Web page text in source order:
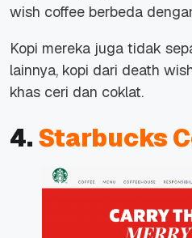
wish coffee berbeda
Kopi mereka juga tidak
lainnya, kopi dari death
khas ceri dan coklat.
4. Starbucks